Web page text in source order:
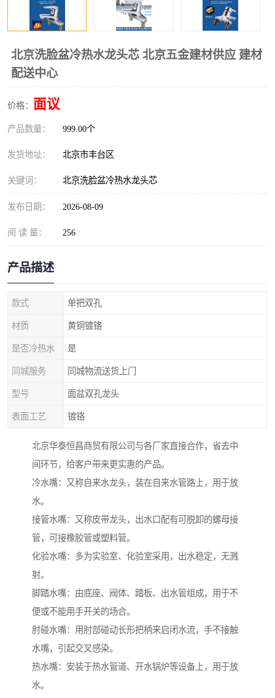
北京洗脸盆冷热水龙头芯 北京五金建材供应 建材
配送中心
价格： 面议
产品数量： 999.00个
发货地址： 北京市丰台区
关键词： 北京洗脸盆冷热水龙头芯
发布日期： 2026-08-09
阅 读 量： 256
产品描述
款式 单把双孔
材质 黄铜镀铬
是否冷热水 是
同城服务 同城物流送货上门
型号 面盆双孔龙头
表面工艺 镀铬
北京华泰恒昌商贸有限公司与各厂家直接合作，省去中
间环节，给客户带来更实惠的产品。
冷水嘴：又称自来水龙头，装在自来水管路上，用于放
水。
接管水嘴：又称皮带龙头，出水口配有可脱卸的螺母接
管，可接橡胶管或塑料管。
化验水嘴：多为实验室、化验室采用，出水稳定，无溅
射。
脚踏水嘴：由底座、阀体、踏板、出水管组成，用于不
便或不能用手开关的场合。
肘碰水嘴：用肘部碰动长形把柄来启闭水流，手不接触
水嘴，引起交叉感染。
热水嘴：安装于热水管道、开水锅炉等设备上，用于放
水。